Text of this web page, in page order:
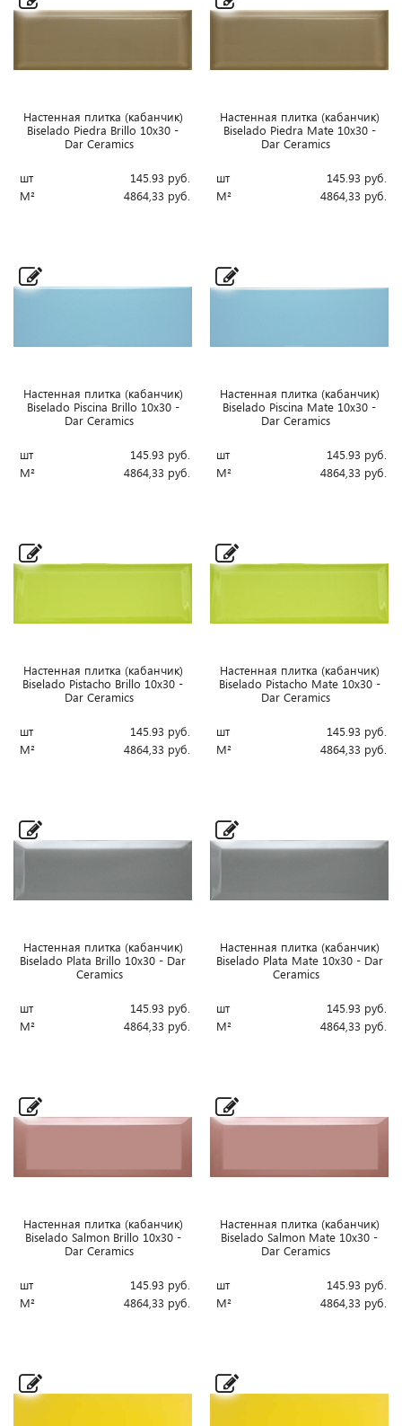
Настенная плитка (кабанчик)
Biselado Piedra Brillo 10x30 -
Dar Ceramics
шт 145.93 руб.
М²
4864,33 руб.
Настенная плитка (кабанчик)
Biselado Piedra Mate 10x30 -
Dar Ceramics
шт 145.93 руб.
М²
4864,33 руб.
Настенная плитка (кабанчик)
Biselado Piscina Brillo 10x30 -
Dar Ceramics
шт 145.93 руб.
М²
4864,33 руб.
Настенная плитка (кабанчик)
Biselado Piscina Mate 10x30 -
Dar Ceramics
шт 145.93 руб.
М²
4864,33 руб.
Настенная плитка (кабанчик)
Biselado Pistacho Brillo 10x30 -
Dar Ceramics
шт 145.93 руб.
М²
4864,33 руб.
Настенная плитка (кабанчик)
Biselado Pistacho Mate 10x30 -
Dar Ceramics
шт 145.93 руб.
М²
4864,33 руб.
Настенная плитка (кабанчик)
Biselado Plata Brillo 10x30 - Dar
Ceramics
шт 145.93 руб.
М²
4864,33 руб.
Настенная плитка (кабанчик)
Biselado Plata Mate 10x30 - Dar
Ceramics
шт 145.93 руб.
М²
4864,33 руб.
Настенная плитка (кабанчик)
Biselado Salmon Brillo 10x30 -
Dar Ceramics
шт 145.93 руб.
М²
4864,33 руб.
Настенная плитка (кабанчик)
Biselado Salmon Mate 10x30 -
Dar Ceramics
шт 145.93 руб.
М²
4864,33 руб.